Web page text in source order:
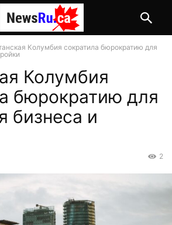
Колумбия сократила бюрократию для
Колумбия
бюрократию для
бизнеса и
2